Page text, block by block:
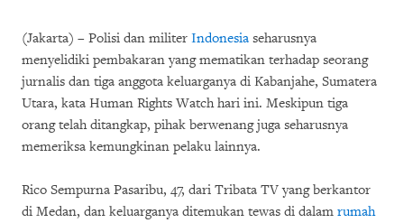
(Jakarta) – Polisi dan militer Indonesia seharusnya
menyelidiki pembakaran yang mematikan terhadap seorang
jurnalis dan tiga anggota keluarganya di Kabanjahe, Sumatera
Utara, kata Human Rights Watch hari ini. Meskipun tiga
orang telah ditangkap, pihak berwenang juga seharusnya
memeriksa kemungkinan pelaku lainnya.
Rico Sempurna Pasaribu, 47, dari Tribata TV yang berkantor
di Medan, dan keluarganya ditemukan tewas di dalam rumah